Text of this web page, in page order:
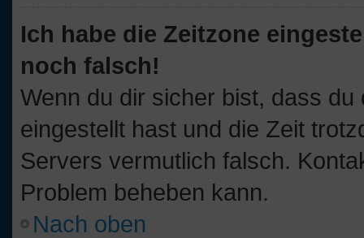
Ich habe die Zeitzone
noch falsch!
Wenn du dir sicher bist, dass
eingestellt hast und die Zeit
Servers vermutlich falsch.
Problem beheben kann.
Nach oben